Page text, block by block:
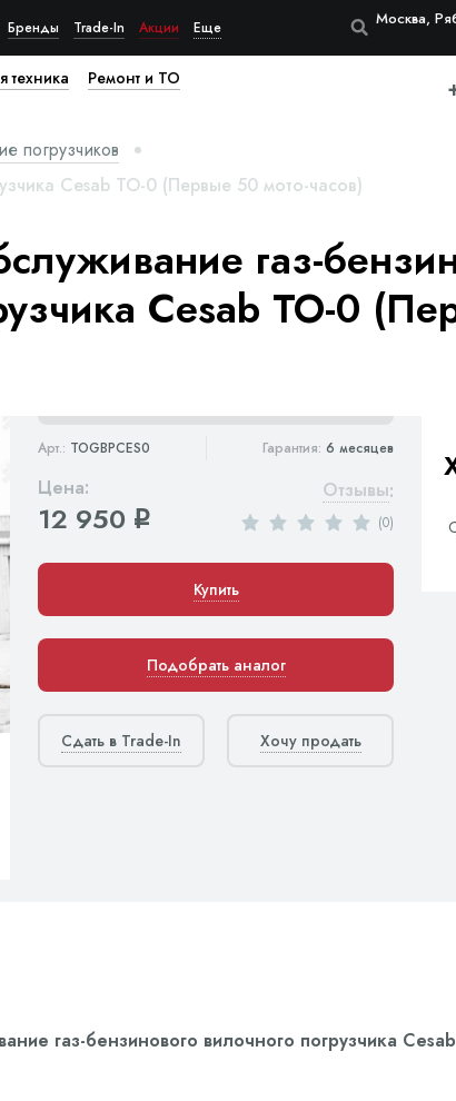
Бренды Trade-In Акции Еще Москва,
техника Ремонт и ТО
погрузчиков
Cesab ТО-0 (Первые 50 мото-часов)
газ-
Cesab ТО-0
Арт.: TOGBPCES0 Гарантия: 6 месяцев
Цена:
12 950 q
Отзывы:
(0)
Купить
Подобрать аналог
Сдать в Trade-In Хочу продать
газ-бензинового вилочного погрузчика